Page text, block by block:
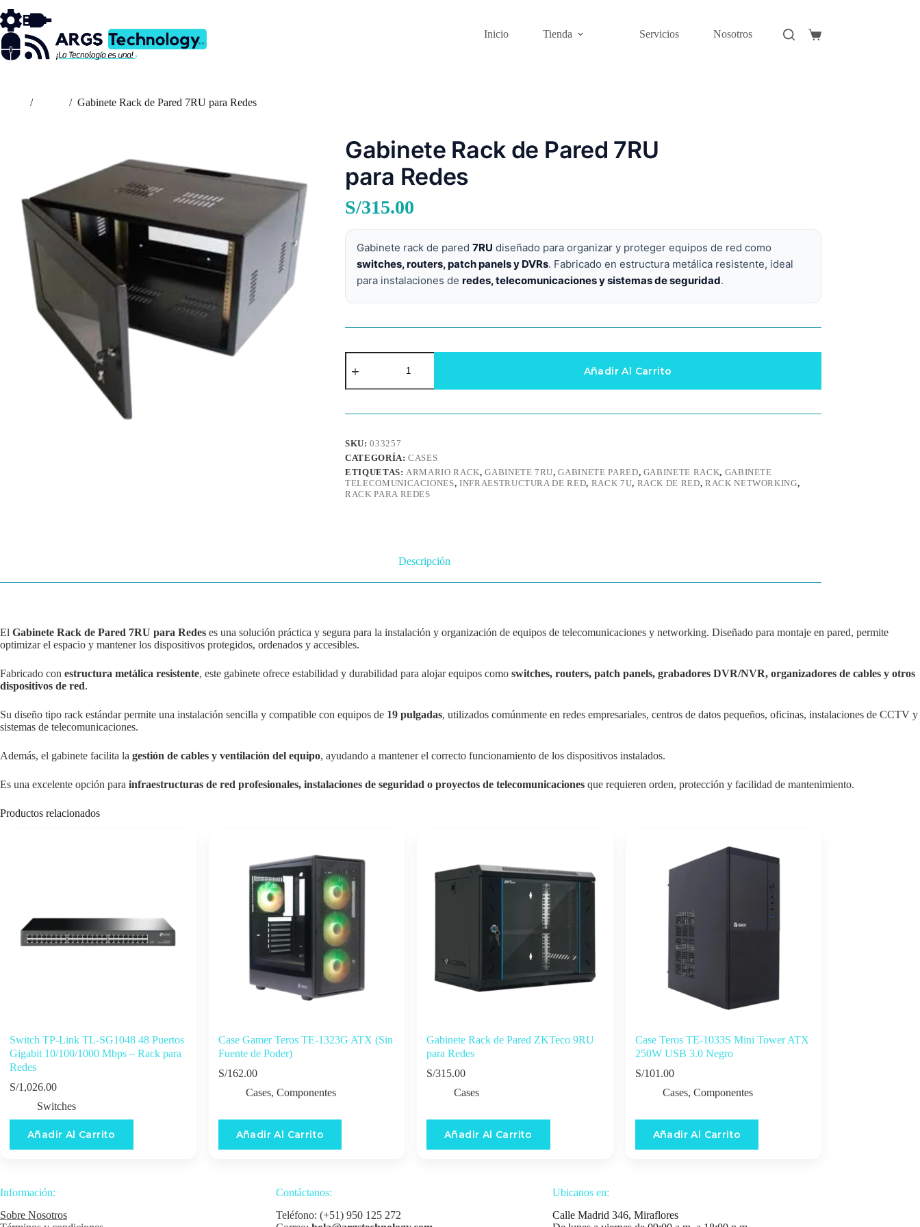
al
contenido
Inicio Tienda Servicios Nosotros
Carro
/ / Gabinete Rack de Pared 7RU para Redes
Gabinete Rack de Pared 7RU
para Redes
S/315.00
Gabinete rack de pared 7RU diseñado para organizar y proteger equipos de red como
switches, routers, patch panels y DVRs. Fabricado en estructura metálica resistente, ideal
para instalaciones de redes, telecomunicaciones y sistemas de seguridad.
Gabinete
Rack
Pared
para
cantidad
Añadir Al Carrito
SKU:033257
CATEGORÍA:CASES
ETIQUETAS:ARMARIO RACK,GABINETE 7RU,GABINETE PARED, GABINETE RACK, GABINETE
TELECOMUNICACIONES,INFRAESTRUCTURA DE RED, RACK 7U, RACK DE RED, RACK NETWORKING,
RACK PARA REDES
Descripción
El Gabinete Rack de Pared 7RU para Redes es una solución práctica y segura para la instalación y organización de equipos de telecomunicaciones y networking. Diseñado para montaje en pared, permite
optimizar el espacio y mantener los dispositivos protegidos, ordenados y accesibles.
Fabricado con estructura metálica resistente, este gabinete ofrece estabilidad y durabilidad para alojar equipos como switches, routers, patch panels, grabadores DVR/NVR, organizadores de cables y otros
dispositivos de red.
Su diseño tipo rack estándar permite una instalación sencilla y compatible con equipos de 19 pulgadas, utilizados comúnmente en redes empresariales, centros de datos pequeños, oficinas, instalaciones de CCTV y
sistemas de telecomunicaciones.
Además, el gabinete facilita la gestión de cables y ventilación del equipo, ayudando a mantener el correcto funcionamiento de los dispositivos instalados.
Es una excelente opción para infraestructuras de red profesionales, instalaciones de seguridad o proyectos de telecomunicaciones que requieren orden, protección y facilidad de mantenimiento.
Productos relacionados
Switch TP-Link TL-SG1048 48 Puertos
Gigabit 10/100/1000 Mbps – Rack para
Redes
S/1,026.00
Switches
Añadir Al Carrito
Case Gamer Teros TE-1323G ATX (Sin
Fuente de Poder)
S/162.00
Cases, Componentes
Añadir Al Carrito
Gabinete Rack de Pared ZKTeco 9RU
para Redes
S/315.00
Cases
Añadir Al Carrito
Case Teros TE-1033S Mini Tower ATX
250W USB 3.0 Negro
S/101.00
Cases, Componentes
Añadir Al Carrito
Información:
Sobre Nosotros
Contáctanos:
Teléfono: (+51) 950 125 272
Ubicanos en:
Calle Madrid 346, Miraflores